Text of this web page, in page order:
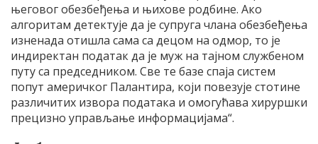
његовог обезбеђења и њихове родбине. Ако
алгоритам детектује да је супруга члана обезбеђења
изненада отишла сама са децом на одмор, то је
индиректан податак да је муж на тајном службеном
путу са председником. Све те базе спаја систем
попут америчког Палантира, који повезује стотине
различитих извора података и омогућава хируршки
прецизно управљање информацијама“.